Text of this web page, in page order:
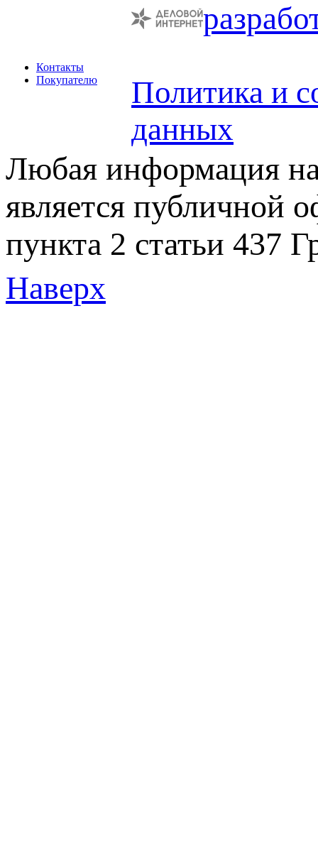
Контакты
Покупателю
Политика и
данных
Любая информация на
является публичной
пункта 2 статьи 437
Наверх